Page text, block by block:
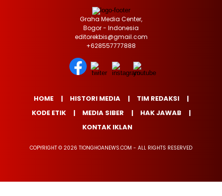
Graha Media Center,
Bogor - Indonesia
editorekbis@gmail.com
+628557777888
HOME HISTORI MEDIA
TIM REDAKSI
KODE ETIK
MEDIA SIBER
HAK JAWAB
KONTAK IKLAN
COPYRIGHT © 2026 TIONGHOANEWS.COM - ALL RIGHTS RESERVED